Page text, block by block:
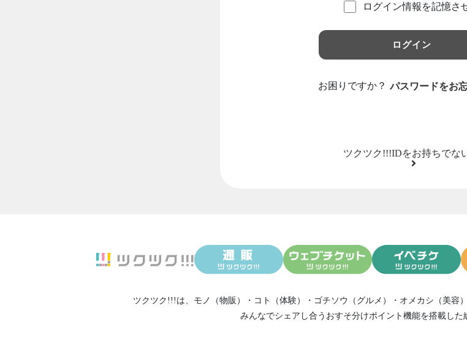
ログイン情報を記憶さ
ログイン
お困りですか？ パスワードをお
ツクツク!!!IDをお持ちでな
ツクツク!!!は、 モノ（物販） ・ コト（体験） ・ ゴチソウ（グルメ） ・ オメカシ（美容）
みんなでシェアし合う おすそ分けポイント機能を搭載した